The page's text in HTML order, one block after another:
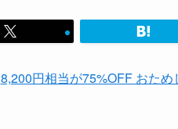
8,200円相当が75%OFF おため